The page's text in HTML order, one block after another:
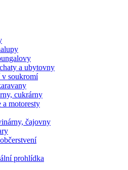
a ubytovny
soukromí
cukrárny
a motoresty
čajovny
prohlídka